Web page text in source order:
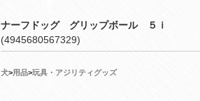
ナーフドッグ グリップボール ５ｉ
(4945680567329)
犬>用品>玩具・アジリティグッズ